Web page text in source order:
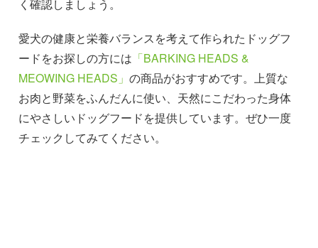
く確認しましょう。
愛犬の健康と栄養バランスを考えて作られたドッグフ
ードをお探しの方には 「BARKING HEADS &
MEOWING HEADS」の商品がおすすめです。上質な
お肉と野菜をふんだんに使い、天然にこだわった身体
にやさしいドッグフードを提供しています。ぜひ一度
チェックしてみてください。